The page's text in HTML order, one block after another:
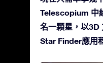
Telescopium 中
名一顆星，以3D
Star Finder應用